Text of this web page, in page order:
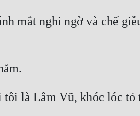
mắt nghi ngờ và chế
tôi là Lâm Vũ, khóc lóc